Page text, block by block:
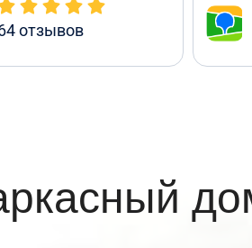
отзывов